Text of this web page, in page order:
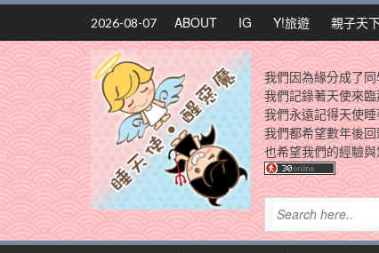
Skip
content
2026-08-07 ABOUT IG Y!旅遊 親子天
我們因為緣分成了
我們記錄著天使來
我們永遠記得天使
我們都希望數年後
也希望我們的經驗